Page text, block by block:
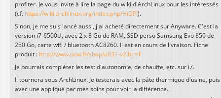
profiter. Je vous invite à lire la page du wiki d'ArchLinux pour les intéressés
(cf. https://wiki.archlinux.org/index.php/HiDPI).
Sinon, je me suis lancé aussi, j'ai acheté directement sur Anyware. C'est la
version i7-6500U, avec 2 x 8 Go de RAM, SSD perso Samsung Evo 850 de
250 Go, carte wifi / bluetooth AC8260. Il est en cours de livraison. Fiche
produit : http://www.pcw.fr/shop/u931-v2.html
Je pourrais compléter les test d'autonomie, de chauffe, etc. sur i7.
Il tournera sous ArchLinux. Je testerais avec la pâte thermique d'usine, puis
avec une appliqué par mes soins pour voir la différence.